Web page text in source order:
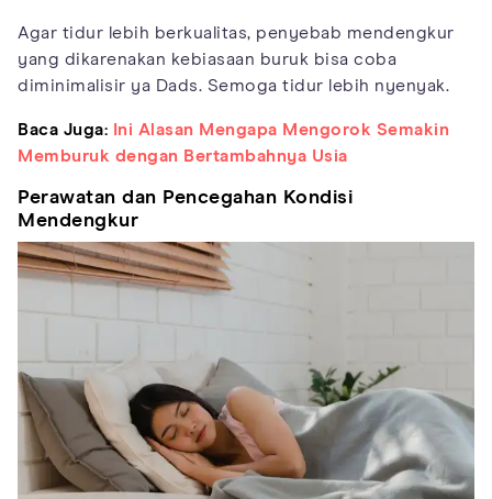
Agar tidur lebih berkualitas, penyebab mendengkur
yang dikarenakan kebiasaan buruk bisa coba
diminimalisir ya Dads. Semoga tidur lebih nyenyak.
Baca Juga:
Ini Alasan Mengapa Mengorok Semakin
Memburuk dengan Bertambahnya Usia
Perawatan dan Pencegahan Kondisi
Mendengkur